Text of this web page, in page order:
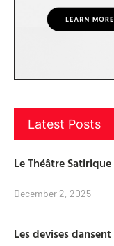
Latest Posts
Le Théâtre
December 2, 2025
Les devises